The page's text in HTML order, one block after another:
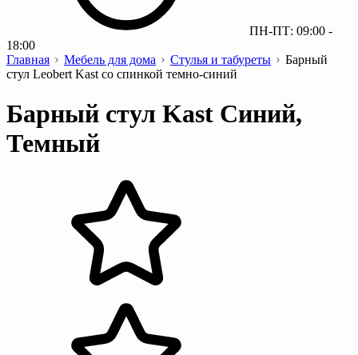
ПН-ПТ: 09:00 -
18:00
Главная
Мебель для дома Стулья и табуреты
Барный
стул Leobert Kast со спинкой темно-синий
Барный стул Kast Синий,
Темный